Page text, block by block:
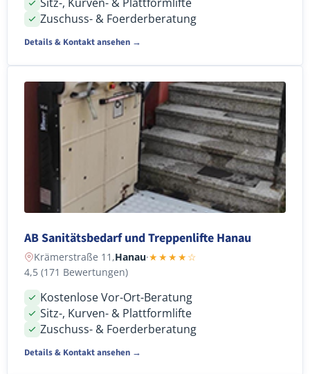
Zuschuss- & Foerderberatung
Details & Kontakt ansehen →
AB Sanitätsbedarf und Treppenlifte Hanau
Krämerstraße 11,Hanau·★★★★☆
4,5 (171 Bewertungen)
Kostenlose Vor-Ort-Beratung
Sitz-, Kurven- & Plattformlifte
Zuschuss- & Foerderberatung
Details & Kontakt ansehen →